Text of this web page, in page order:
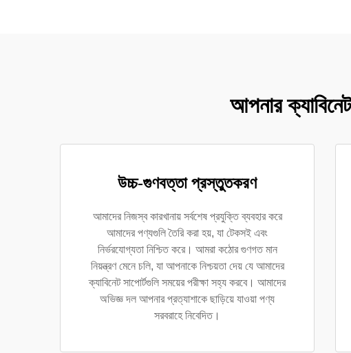
আপনার
উচ্চ-গুণবত্তা প্রস্তুতকরণ
আমাদের নিজস্ব কারখানায় সর্বশেষ প্রযুক্তি ব্যবহার করে
আমাদের পণ্যগুলি তৈরি করা হয়, যা টেকসই এবং
নির্ভরযোগ্যতা নিশ্চিত করে। আমরা কঠোর গুণগত মান
নিয়ন্ত্রণ মেনে চলি, যা আপনাকে নিশ্চয়তা দেয় যে আমাদের
ক্যাবিনেট সাপোর্টগুলি সময়ের পরীক্ষা সহ্য করবে। আমাদের
অভিজ্ঞ দল আপনার প্রত্যাশাকে ছাড়িয়ে যাওয়া পণ্য
সরবরাহে নিবেদিত।